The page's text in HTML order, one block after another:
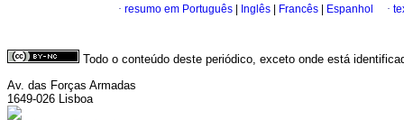
· resumo em Português Inglês Francês Espanhol ·
Todo o conteúdo deste periódico, exceto onde está
Av. das Forças Armadas
1649-026 Lisboa